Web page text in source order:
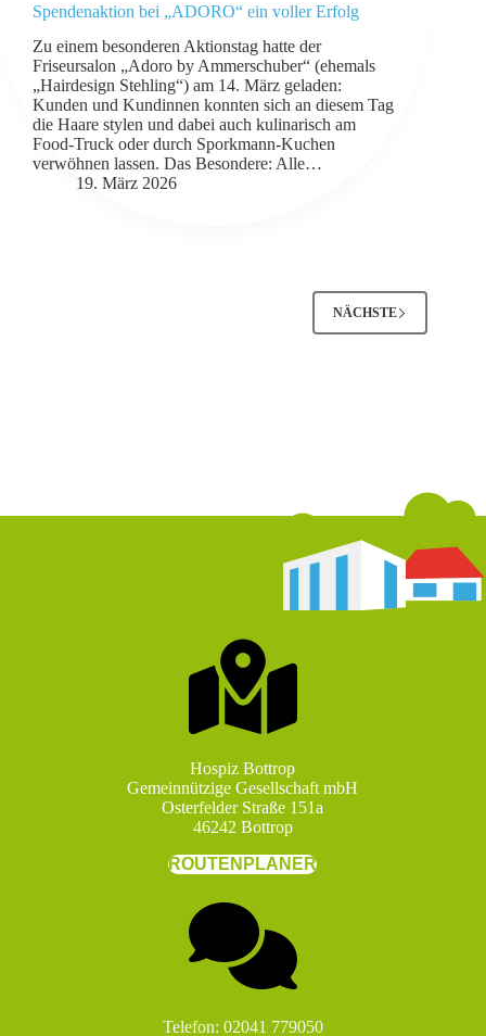
Spendenaktion bei „ADORO“ ein voller Erfolg
Zu einem besonderen Aktionstag hatte der
Friseursalon „Adoro by Ammerschuber“ (ehemals
„Hairdesign Stehling“) am 14. März geladen:
Kunden und Kundinnen konnten sich an diesem Tag
die Haare stylen und dabei auch kulinarisch am
Food-Truck oder durch Sporkmann-Kuchen
verwöhnen lassen. Das Besondere: Alle…
19. März 2026
NÄCHSTE
Hospiz Bottrop
Gemeinnützige Gesellschaft mbH
Osterfelder Straße 151a
46242 Bottrop
ROUTENPLANER
Telefon: 02041 779050